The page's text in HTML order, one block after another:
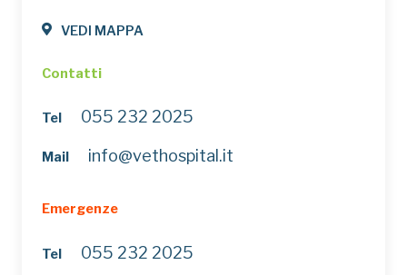
VEDI MAPPA
Contatti
Tel 055 232 2025
Mail info@vethospital.it
Emergenze
Tel 055 232 2025